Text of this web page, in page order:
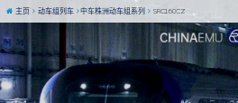
主页 动车组列车 中车株洲动车组系列 SRC160CZ